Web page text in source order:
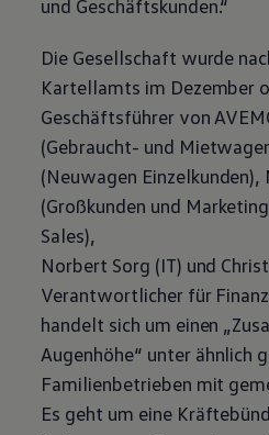
Motorenöl und
Pannen- und
Economy Service
Volkswagen Teile
Zubehör
Schutz und Pflege
Transport
Entertainment
Individualisieren
Digitale Extras
Dienste für Ihr
Volkswagen
Handy und
Updates für
Über Ihr Auto
Vorgängermodelle
Volkswagen
und Geschäftskunden.“
Die Gesellschaft wurde
Kartellamts im Dezember
Geschäftsführer von
(Gebraucht- und
(Neuwagen
(Großkunden und
Sales),
Norbert Sorg (IT) und
Verantwortlicher für
handelt sich um einen
Augenhöhe“ unter ähnlich
Familienbetrieben mit
Es geht um eine